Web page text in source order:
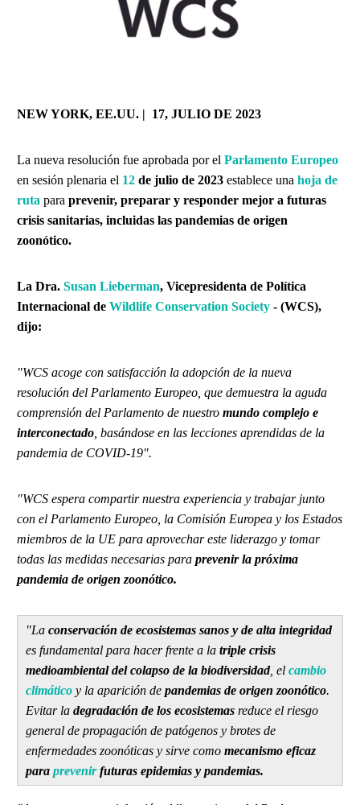
NEW YORK, EE.UU. | 17, JULIO DE 2023
La nueva resolución fue aprobada por el Parlamento Europeo
en sesión plenaria el 12 de julio de 2023 establece una hoja de
ruta para prevenir, preparar y responder mejor a futuras
crisis sanitarias, incluidas las pandemias de origen
zoonótico.
La Dra. Susan Lieberman, Vicepresidenta de Política
Internacional de Wildlife Conservation Society - (WCS),
dijo:
"WCS acoge con satisfacción la adopción de la nueva
resolución del Parlamento Europeo, que demuestra la aguda
comprensión del Parlamento de nuestro mundo complejo e
interconectado , basándose en las lecciones aprendidas de la
pandemia de COVID-19".
"WCS espera compartir nuestra experiencia y trabajar junto
con el Parlamento Europeo, la Comisión Europea y los Estados
miembros de la UE para aprovechar este liderazgo y tomar
todas las medidas necesarias para prevenir la próxima
pandemia de origen zoonótico.
"La conservación de ecosistemas sanos y de alta integridad
es fundamental para hacer frente a la triple crisis
medioambiental del colapso de la biodiversidad, el cambio
climático y la aparición de pandemias de origen zoonótico.
Evitar la degradación de los ecosistemas reduce el riesgo
general de propagación de patógenos y brotes de
enfermedades zoonóticas y sirve como mecanismo eficaz
para prevenirfuturas epidemias y pandemias.